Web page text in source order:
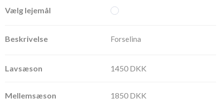
Forselina
1450 DKK
1850 DKK